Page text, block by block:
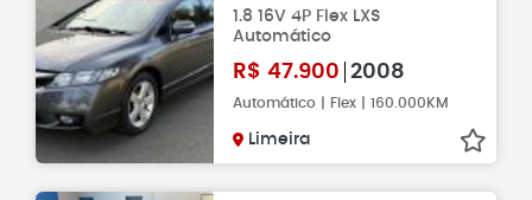
1.8 16V 4P Flex LXS
Automático
R$ 47.900 2008
Automático | Flex | 160.000KM
Limeira